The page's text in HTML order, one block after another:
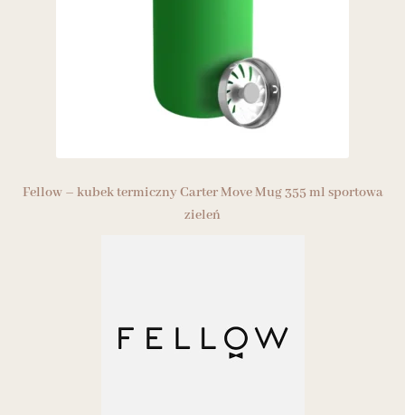
Fellow – kubek termiczny Carter Move Mug 355 ml sportowa
zieleń